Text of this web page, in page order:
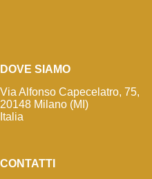
DOVE SIAMO
Via Alfonso Capecelatro, 75,
20148 Milano (MI)
Italia
CONTATTI